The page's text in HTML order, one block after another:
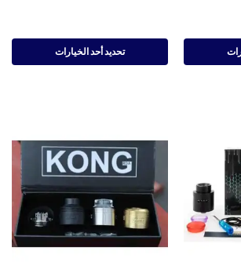
تحديد أحد الخيارات